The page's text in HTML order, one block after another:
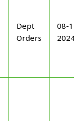
Dept
Orders
08-
2024